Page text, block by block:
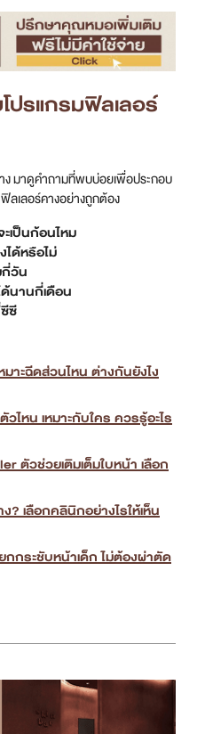
ปรแกรมฟิลเลอร์
ง มาดูคำถามที่พบบ่อยเพื่อประกอบ
ลเลอร์คางอย่างถูกต้อง
เป็นก้อนไหม
ด้หรือไม่
วัน
นานกี่เดือน
ซี
าะฉีดส่วนไหน ต่างกันยังไง
ไหน เหมาะกับใคร ควรรู้อะไร
ตัวช่วยเติมเต็มใบหน้า เลือก
เลือกคลินิกอย่างไรให้เห็น
กระชับหน้าเด็ก ไม่ต้องผ่าตัด